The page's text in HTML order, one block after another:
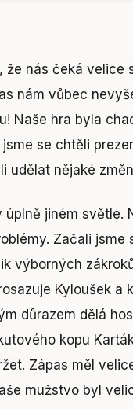
nás čeká
nám vůbec
Naše hra byla
se chtěli
udělat nějaké
jiném
Začali
výborných
Kyloušek a
důrazem dělá
kopu
Zápas měl
mužstvo byl